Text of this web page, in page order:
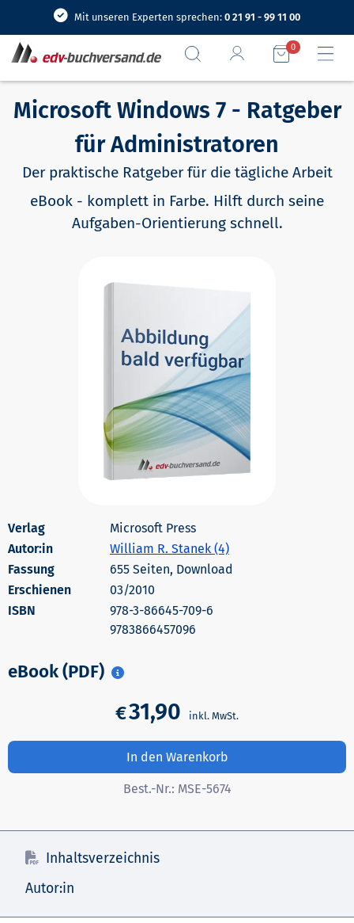
Mit unseren Experten sprechen: 0 21 91 - 99 11 00
0
Microsoft Windows 7 - Ratgeber
für Administratoren
Der praktische Ratgeber für die tägliche Arbeit
eBook - komplett in Farbe. Hilft durch seine
Aufgaben-Orientierung schnell.
Microsoft Press
Autor:in
William R. Stanek (4)
655 Seiten, Download
Erschienen
03/2010
978-3-86645-709-6
9783866457096
eBook (PDF)
€31,90
In den Warenkorb
Best.-Nr.: MSE-5674
Inhaltsverzeichnis
Autor:in